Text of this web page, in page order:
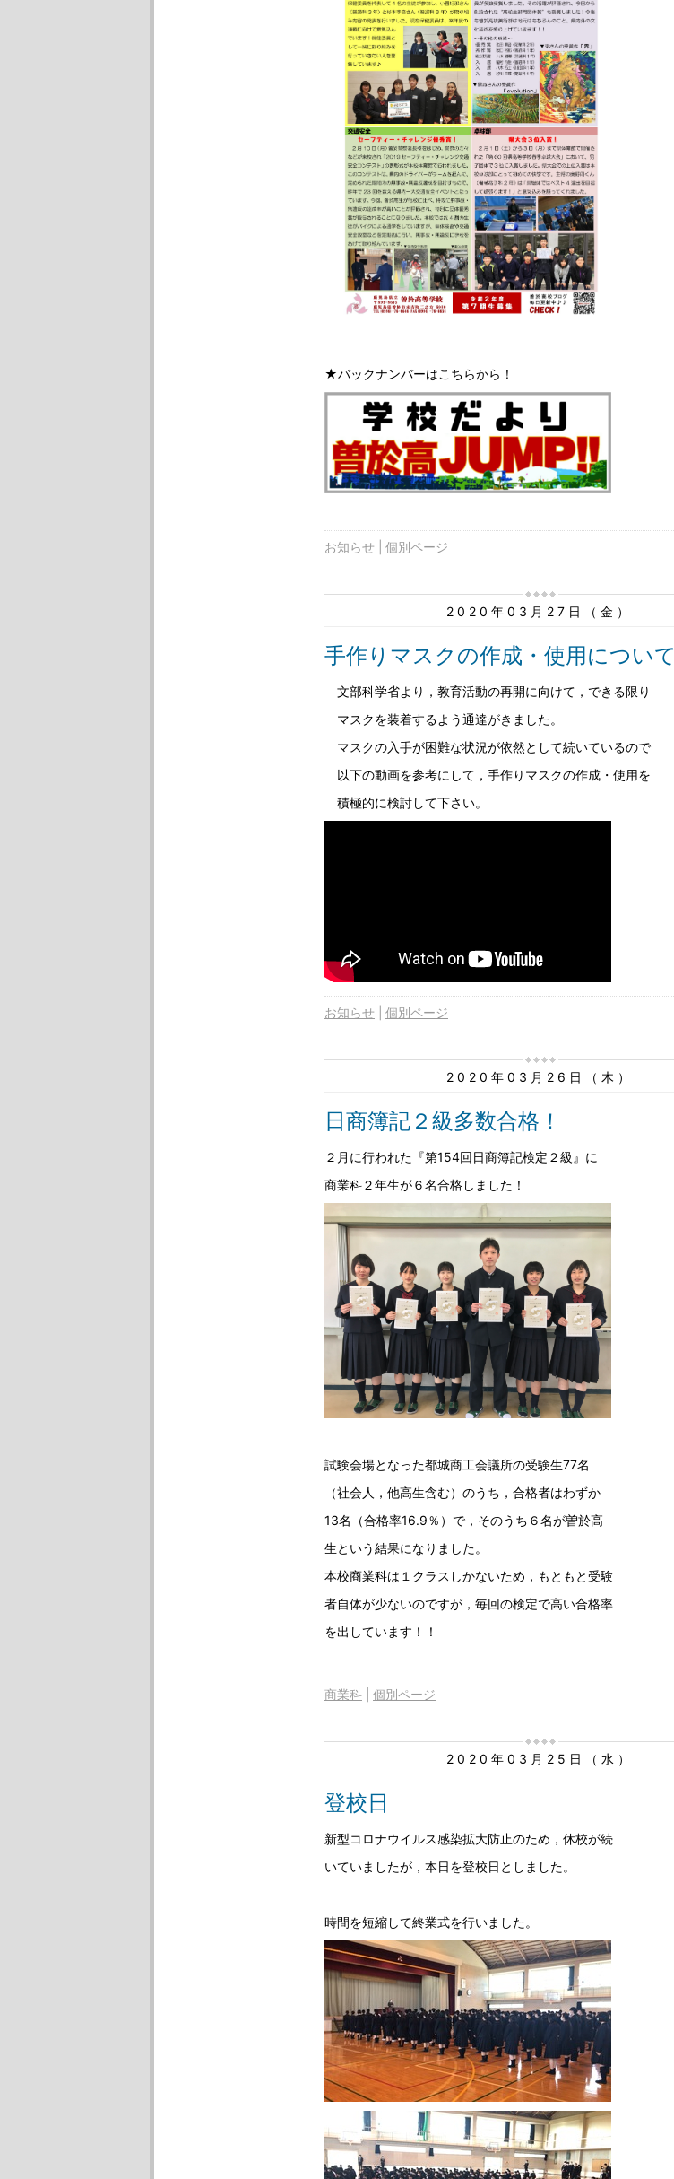
★バックナンバーはこちらから！
お知らせ 個別ページ
2020年03月27日（金）
手作りマスクの作成・使用について
文部科学省より，教育活動の再開に向けて，できる限り
マスクを装着するよう通達がきました。
マスクの入手が困難な状況が依然として続いているので
以下の動画を参考にして，手作りマスクの作成・使用を
積極的に検討して下さい。
お知らせ 個別ページ
2020年03月26日（木）
日商簿記２級多数合格！
２月に行われた『第154回日商簿記検定２級』に
商業科２年生が６名合格しました！
試験会場となった都城商工会議所の受験生77名
（社会人，他高生含む）のうち，合格者はわずか
13名（合格率16.9％）で，そのうち６名が曽於高
生という結果になりました。
本校商業科は１クラスしかないため，もともと受験
者自体が少ないのですが，毎回の検定で高い合格率
を出しています！！
商業科 個別ページ
2020年03月25日（水）
登校日
新型コロナウイルス感染拡大防止のため，休校が続
いていましたが，本日を登校日としました。
時間を短縮して終業式を行いました。